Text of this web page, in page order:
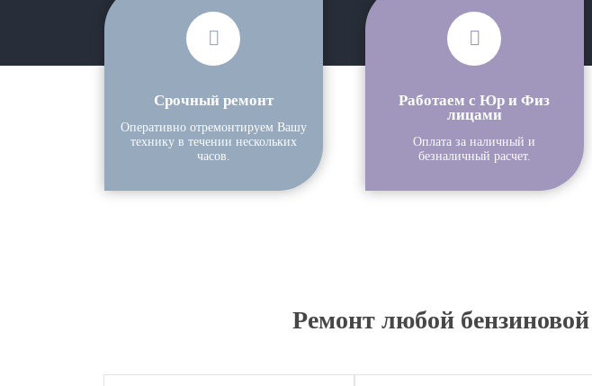
Срочный ремонт
Оперативно отремонтируем Вашу
технику в течении нескольких
часов.
Работаем с Юр и Физ
лицами
Оплата за наличный и
безналичный расчет.
Ремонт любой